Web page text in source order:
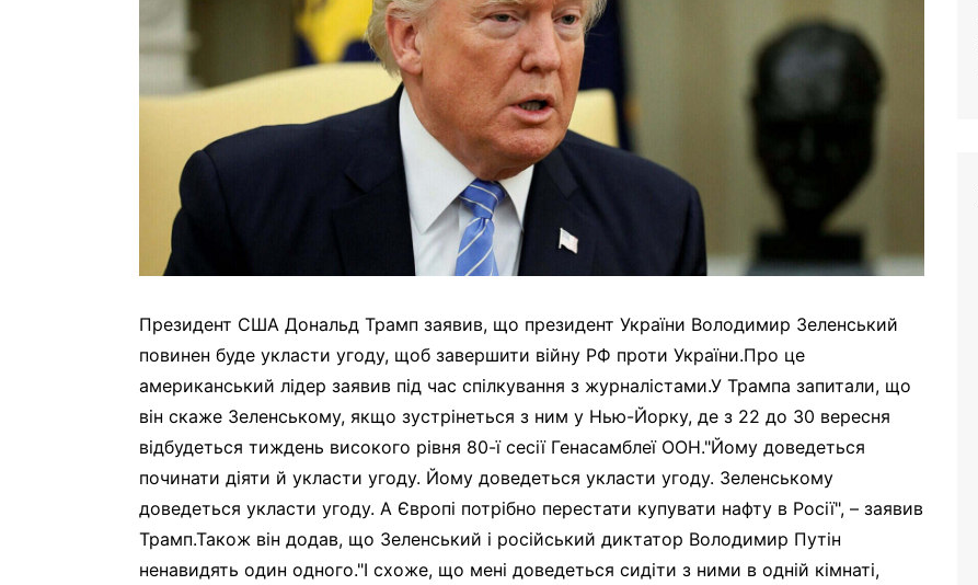
Президент США Дональд Трамп заявив, що президент України Володимир Зеленський
повинен буде укласти угоду, щоб завершити війну РФ проти України.Про це
американський лідер заявив під час спілкування з журналістами.У Трампа запитали, що
він скаже Зеленському, якщо зустрінеться з ним у Нью-Йорку, де з 22 до 30 вересня
відбудеться тиждень високого рівня 80-ї сесії Генасамблеї ООН."Йому доведеться
починати діяти й укласти угоду. Йому доведеться укласти угоду. Зеленському
доведеться укласти угоду. А Європі потрібно перестати купувати нафту в Росії", – заявив
Трамп.Також він додав, що Зеленський і російський диктатор Володимир Путін
ненавидять один одного."І схоже, що мені доведеться сидіти з ними в одній кімнаті,